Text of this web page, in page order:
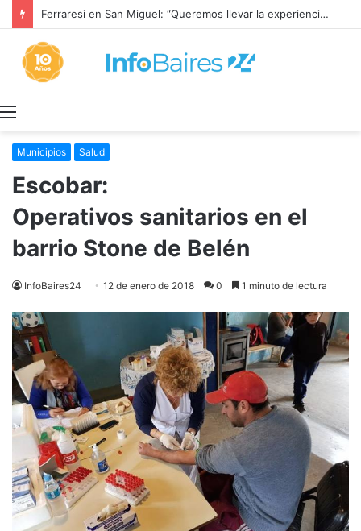
Ferraresi en San Miguel: “Queremos llevar la experiencia de lo que hicimos a cada rincón de la provincia”
Municipios Salud
Escobar:
Operativos sanitarios en el
barrio Stone de Belén
InfoBaires24 12 de enero de 2018 0 1 minuto de lectura